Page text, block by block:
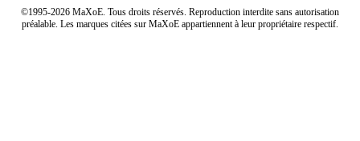
©1995-2026 MaXoE. Tous droits réservés. Reproduction interdite sans autorisation
préalable. Les marques citées sur MaXoE appartiennent à leur propriétaire respectif.